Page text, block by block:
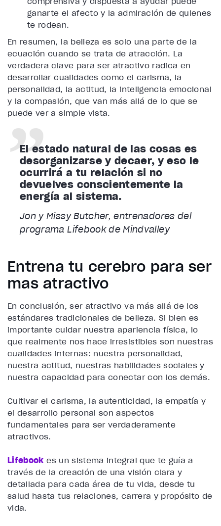
ganarte el afecto y la admiración de quienes
te rodean.
En resumen, la belleza es solo una parte de la
ecuación cuando se trata de atracción. La
verdadera clave para ser atractivo radica en
desarrollar cualidades como el carisma, la
personalidad, la actitud, la inteligencia emocional
y la compasión, que van más allá de lo que se
puede ver a simple vista.
El estado natural de las cosas es
desorganizarse y decaer, y eso le
ocurrirá a tu relación si no
devuelves conscientemente la
energía al sistema.
Jon y Missy Butcher, entrenadores del
programa Lifebook de Mindvalley
Entrena tu cerebro para ser
más atractivo
En conclusión, ser atractivo va más allá de los
estándares tradicionales de belleza. Si bien es
importante cuidar nuestra apariencia física, lo
que realmente nos hace irresistibles son nuestras
cualidades internas: nuestra personalidad,
nuestra actitud, nuestras habilidades sociales y
nuestra capacidad para conectar con los demás.
Cultivar el carisma, la autenticidad, la empatía y
el desarrollo personal son aspectos
fundamentales para ser verdaderamente
atractivos.
Lifebook es un sistema integral que te guía a
través de la creación de una visión clara y
detallada para cada área de tu vida, desde tu
salud hasta tus relaciones, carrera y propósito de
vida.